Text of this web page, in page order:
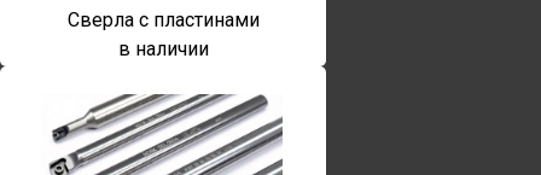
Сверла с пластинами
в наличии